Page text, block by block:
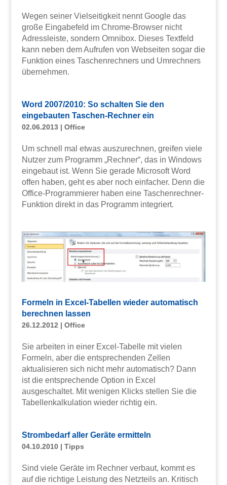
Wegen seiner Vielseitigkeit nennt Google das
große Eingabefeld im Chrome-Browser nicht
Adressleiste, sondern Omnibox. Dieses Textfeld
kann neben dem Aufrufen von Webseiten sogar die
Funktion eines Taschenrechners und Umrechners
übernehmen.
Word 2007/2010: So schalten Sie den
eingebauten Taschen-Rechner ein
02.06.2013| Office
Um schnell mal etwas auszurechnen, greifen viele
Nutzer zum Programm „Rechner“, das in Windows
eingebaut ist. Wenn Sie gerade Microsoft Word
offen haben, geht es aber noch einfacher. Denn die
Office-Programmierer haben eine Taschenrechner-
Funktion direkt in das Programm integriert.
Formeln in Excel-Tabellen wieder automatisch
berechnen lassen
26.12.2012 | Office
Sie arbeiten in einer Excel-Tabelle mit vielen
Formeln, aber die entsprechenden Zellen
aktualisieren sich nicht mehr automatisch? Dann
ist die entsprechende Option in Excel
ausgeschaltet. Mit wenigen Klicks stellen Sie die
Tabellenkalkulation wieder richtig ein.
Strombedarf aller Geräte ermitteln
04.10.2010| Tipps
Sind viele Geräte im Rechner verbaut, kommt es
auf die richtige Leistung des Netzteils an. Kritisch